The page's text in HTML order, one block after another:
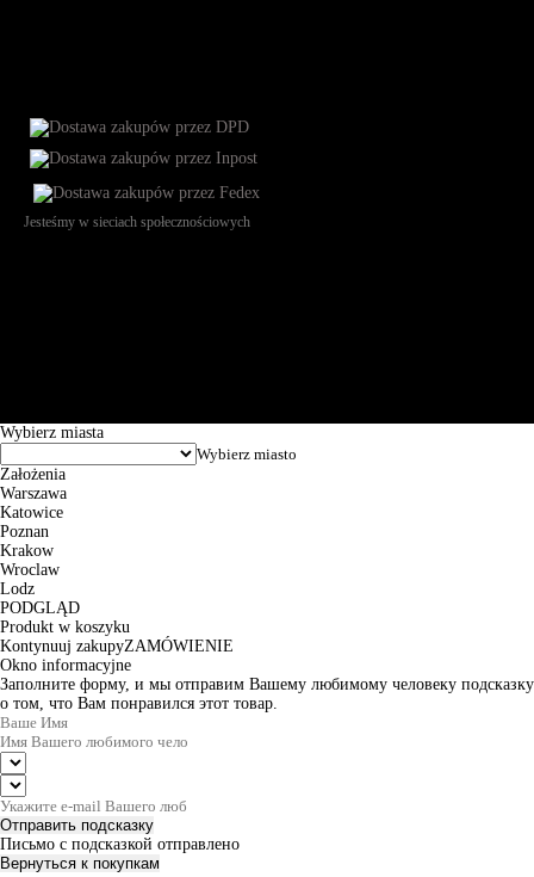
Jesteśmy w sieciach społecznościowych
Wybierz miasta
Założenia
Warszawa
Katowice
Poznan
Krakow
Wroclaw
Lodz
PODGLĄD
Produkt w koszyku
Kontynuuj zakupyZAMÓWIENIE
Okno informacyjne
Заполните форму, и мы отправим Вашему любимому человеку подсказку
о том, что Вам понравился этот товар.
Отправить подсказку
Письмо с подсказкой отправлено
Вернуться к покупкам